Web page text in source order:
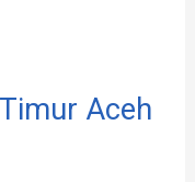
Aceh